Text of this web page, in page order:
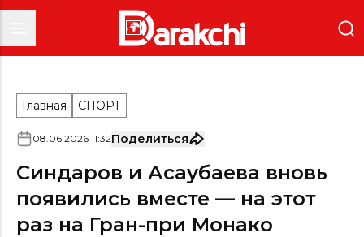
Главная СПОРТ
08.06.2026 11:32Поделиться
Синдаров и Асаубаева вновь
появились вместе — на этот
раз на Гран-при Монако